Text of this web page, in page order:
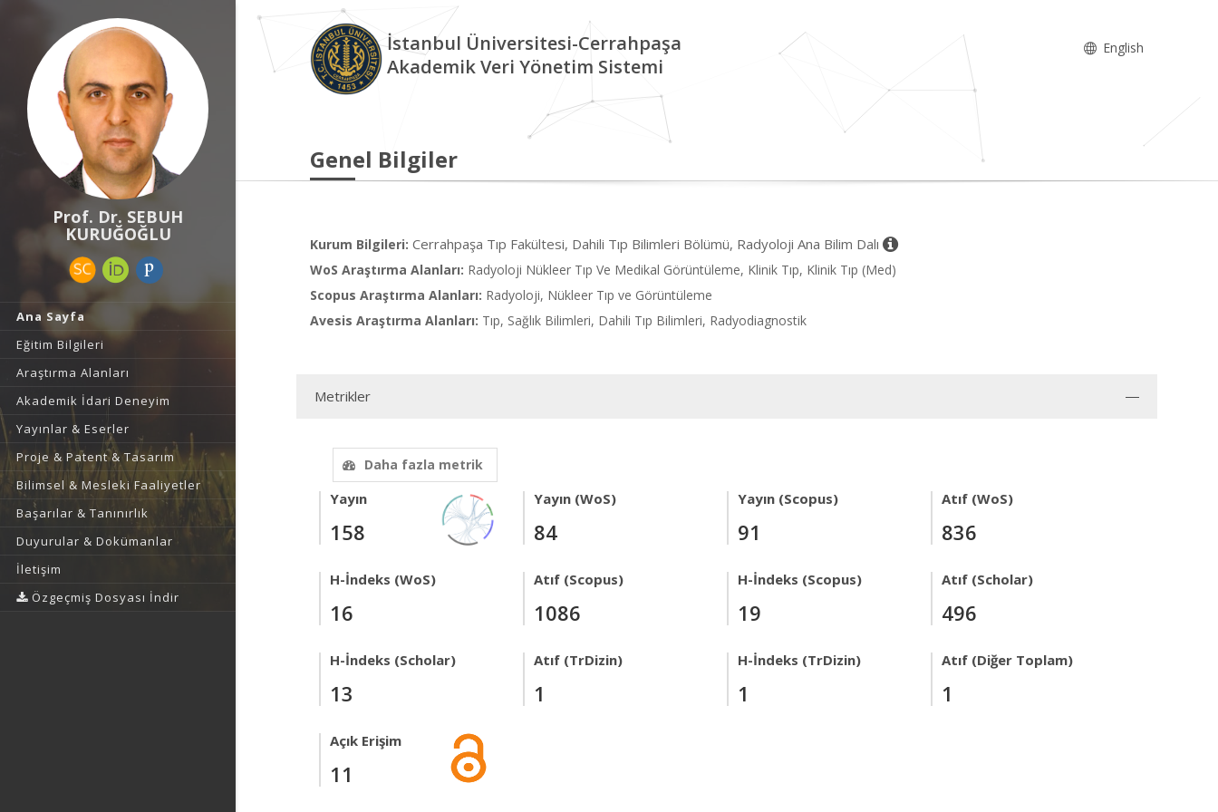
Prof. Dr. SEBUH
KURUĞOĞLU
Ana Sayfa
Eğitim Bilgileri
Araştırma Alanları
Akademik İdari Deneyim
Yayınlar & Eserler
Proje & Patent & Tasarım
Bilimsel & Mesleki Faaliyetler
Başarılar & Tanınırlık
Duyurular & Dokümanlar
İletişim
Özgeçmiş Dosyası İndir
İstanbul Üniversitesi-Cerrahpaşa
Akademik Veri Yönetim Sistemi
English
Genel Bilgiler
Kurum Bilgileri: Cerrahpaşa Tıp Fakültesi, Dahili Tıp Bilimleri Bölümü, Radyoloji Ana Bilim Dalı
WoS Araştırma Alanları: Radyoloji Nükleer Tıp Ve Medikal Görüntüleme, Klinik Tıp, Klinik Tıp (Med)
Scopus Araştırma Alanları: Radyoloji, Nükleer Tıp ve Görüntüleme
Avesis Araştırma Alanları: Tıp, Sağlık Bilimleri, Dahili Tıp Bilimleri, Radyodiagnostik
Metrikler
Daha fazla metrik
Yayın
158
Yayın (WoS)
84
Yayın (Scopus)
91
Atıf (WoS)
836
H-İndeks (WoS)
16
Atıf (Scopus)
1086
H-İndeks (Scopus)
19
Atıf (Scholar)
496
H-İndeks (Scholar)
13
Atıf (TrDizin)
1
H-İndeks (TrDizin)
1
Atıf (Diğer Toplam)
1
Açık Erişim
11